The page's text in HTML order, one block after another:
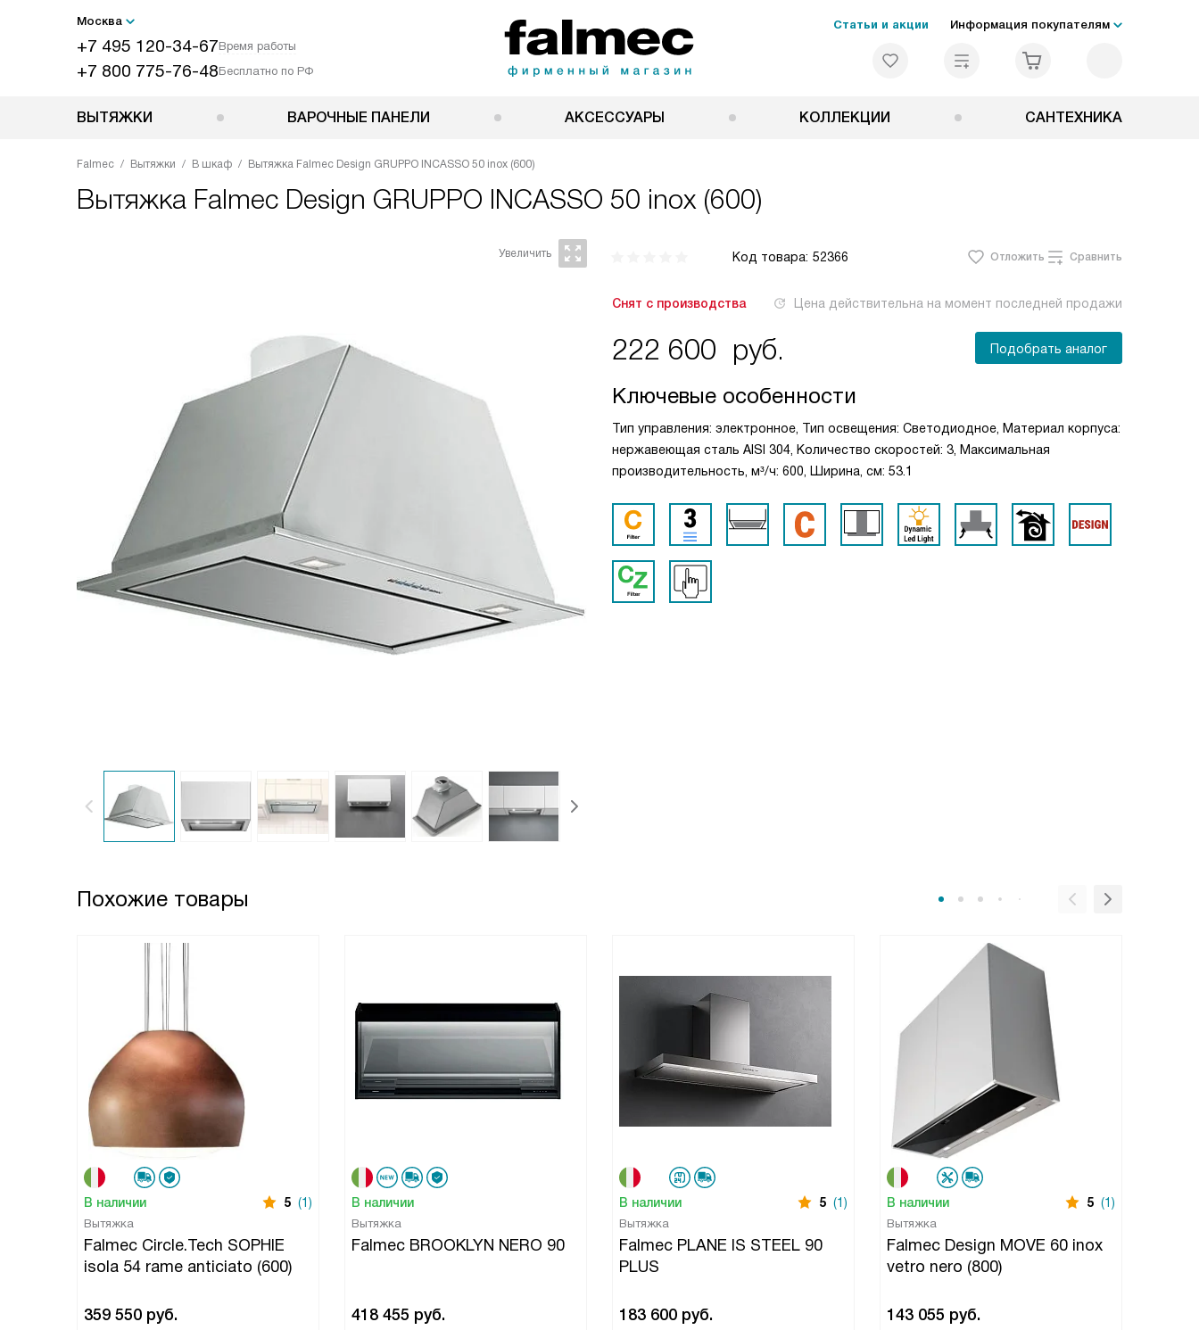
Москва
+7 495 120-34-67Время работы
+7 800 775-76-48Бесплатно по РФ
Статьи и акции Информация покупателям
ВЫТЯЖКИ ВАРОЧНЫЕ ПАНЕЛИ АКСЕССУАРЫ КОЛЛЕКЦИИ САНТЕХНИКА
Falmec Вытяжки В шкаф Вытяжка Falmec Design GRUPPO INCASSO 50 inox (600)
Вытяжка Falmec Design GRUPPO INCASSO 50 inox (600)
Код товара: 52366 Отложить Сравнить
Снят с производства Цена действительна на момент последней продажи
222 600 руб. Подобрать аналог
Ключевые особенности
Тип управления: электронное, Тип освещения: Светодиодное, Материал корпуса:
нержавеющая сталь AISI 304, Количество скоростей: 3, Максимальная
производительность, м³/ч: 600, Ширина, см: 53.1
Похожие товары
В наличии 5 (1)
Вытяжка
Falmec Circle.Tech SOPHIE
isola 54 rame anticiato (600)
359 550 руб.
В наличии
Вытяжка
Falmec BROOKLYN NERO 90
418 455 руб.
В наличии 5 (1)
Вытяжка
Falmec PLANE IS STEEL 90
PLUS
183 600 руб.
В наличии 5 (1)
Вытяжка
Falmec Design MOVE 60 inox
vetro nero (800)
143 055 руб.